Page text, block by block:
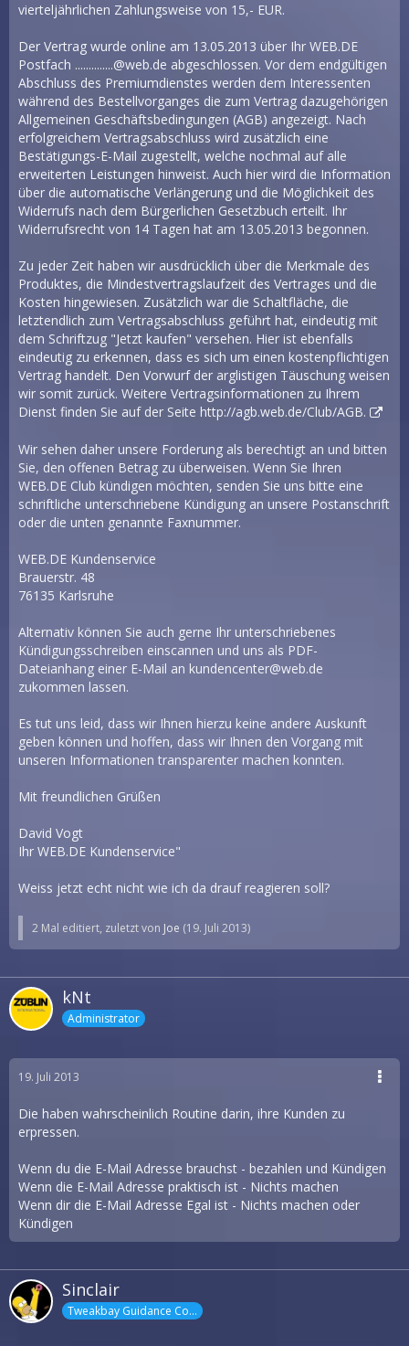
vierteljährlichen Zahlungsweise von 15,- EUR.
Der Vertrag wurde online am 13.05.2013 über Ihr WEB.DE
Postfach ..............@web.de abgeschlossen. Vor dem endgültigen
Abschluss des Premiumdienstes werden dem Interessenten
während des Bestellvorganges die zum Vertrag dazugehörigen
Allgemeinen Geschäftsbedingungen (AGB) angezeigt. Nach
erfolgreichem Vertragsabschluss wird zusätzlich eine
Bestätigungs-E-Mail zugestellt, welche nochmal auf alle
erweiterten Leistungen hinweist. Auch hier wird die Information
über die automatische Verlängerung und die Möglichkeit des
Widerrufs nach dem Bürgerlichen Gesetzbuch erteilt. Ihr
Widerrufsrecht von 14 Tagen hat am 13.05.2013 begonnen.
Zu jeder Zeit haben wir ausdrücklich über die Merkmale des
Produktes, die Mindestvertragslaufzeit des Vertrages und die
Kosten hingewiesen. Zusätzlich war die Schaltfläche, die
letztendlich zum Vertragsabschluss geführt hat, eindeutig mit
dem Schriftzug "Jetzt kaufen" versehen. Hier ist ebenfalls
eindeutig zu erkennen, dass es sich um einen kostenpflichtigen
Vertrag handelt. Den Vorwurf der arglistigen Täuschung weisen
wir somit zurück. Weitere Vertragsinformationen zu Ihrem
Dienst finden Sie auf der Seite http://agb.web.de/Club/AGB.
Wir sehen daher unsere Forderung als berechtigt an und bitten
Sie, den offenen Betrag zu überweisen. Wenn Sie Ihren
WEB.DE Club kündigen möchten, senden Sie uns bitte eine
schriftliche unterschriebene Kündigung an unsere Postanschrift
oder die unten genannte Faxnummer.
WEB.DE Kundenservice
Brauerstr. 48
76135 Karlsruhe
Alternativ können Sie auch gerne Ihr unterschriebenes
Kündigungsschreiben einscannen und uns als PDF-
Dateianhang einer E-Mail an kundencenter@web.de
zukommen lassen.
Es tut uns leid, dass wir Ihnen hierzu keine andere Auskunft
geben können und hoffen, dass wir Ihnen den Vorgang mit
unseren Informationen transparenter machen konnten.
Mit freundlichen Grüßen
David Vogt
Ihr WEB.DE Kundenservice"
Weiss jetzt echt nicht wie ich da drauf reagieren soll?
2 Mal editiert, zuletzt von Joe (19. Juli 2013)
kNt
Administrator
19. Juli 2013
Die haben wahrscheinlich Routine darin, ihre Kunden zu
erpressen.
Wenn du die E-Mail Adresse brauchst - bezahlen und Kündigen
Wenn die E-Mail Adresse praktisch ist - Nichts machen
Wenn dir die E-Mail Adresse Egal ist - Nichts machen oder
Kündigen
Sinclair
Tweakbay Guidance Counselor